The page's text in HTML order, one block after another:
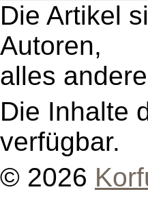
Die Artikel
Autoren,
alles
Die Inhalte
verfügbar.
© 2026